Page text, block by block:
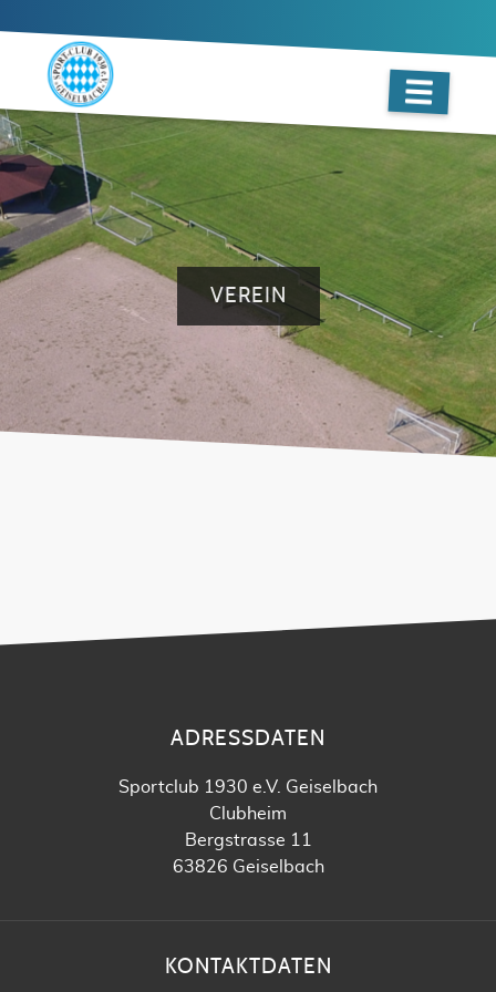
VEREIN
ADRESSDATEN
Sportclub 1930 e.V. Geiselbach
Clubheim
Bergstrasse 11
63826 Geiselbach
KONTAKTDATEN